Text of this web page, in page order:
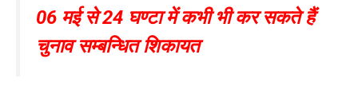
06 मई से 24 घण्टा में कभी भी कर सकते हैं
चुनाव सम्बन्धित शिकायत